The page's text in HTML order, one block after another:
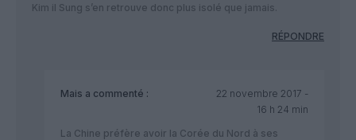
Kim il Sung s’en retrouve donc plus isolé que jamais.
RÉPONDRE
Mais a commenté :
22 novembre 2017 -
16 h 24 min
La Chine préfère avoir la Corée du Nord à ses